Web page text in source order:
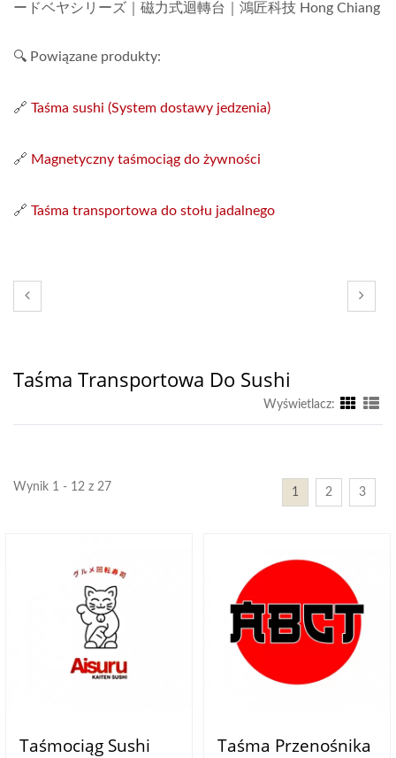
ードベヤシリーズ｜磁力式迴轉台｜鴻匠科技 Hong Chiang
🔍 Powiązane produkty:
🔗 Taśma sushi (System dostawy jedzenia)
🔗 Magnetyczny taśmociąg do żywności
🔗 Taśma transportowa do stołu jadalnego
Taśma Transportowa Do Sushi
Wyświetlacz:
Wynik 1 - 12 z 27 1 2 3
Taśmociąg Sushi
Taśma Przenośnika